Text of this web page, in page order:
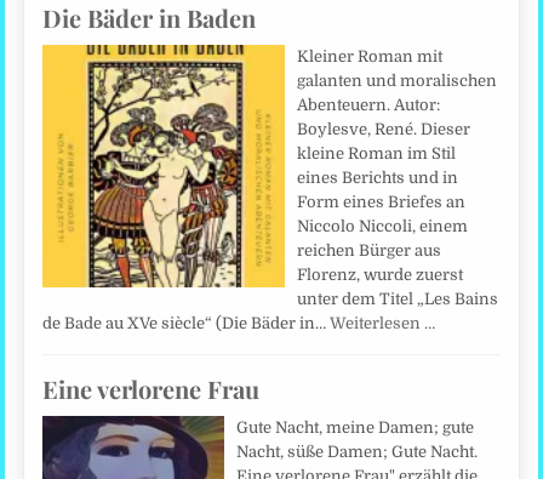
Die Bäder in Baden
Kleiner Roman mit
galanten und moralischen
Abenteuern. Autor:
Boylesve, René. Dieser
kleine Roman im Stil
eines Berichts und in
Form eines Briefes an
Niccolo Niccoli, einem
reichen Bürger aus
Florenz, wurde zuerst
unter dem Titel „Les Bains
de Bade au XVe siècle“ (Die Bäder in…Weiterlesen …
Eine verlorene Frau
Gute Nacht, meine Damen; gute
Nacht, süße Damen; Gute Nacht.